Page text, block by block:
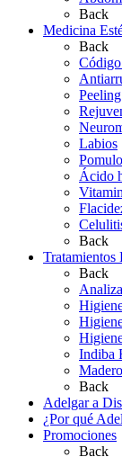
Back
Medicina
Back
Labios
Ácido
Back
Tratamientos
Back
Indiba
Back
Adelgar a
¿Por qué
Promociones
Back